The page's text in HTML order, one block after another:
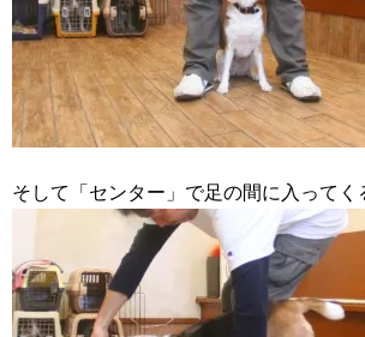
そして「センター」で足の間に入ってく